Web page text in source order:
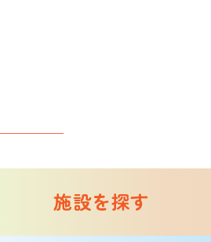
施設を探す